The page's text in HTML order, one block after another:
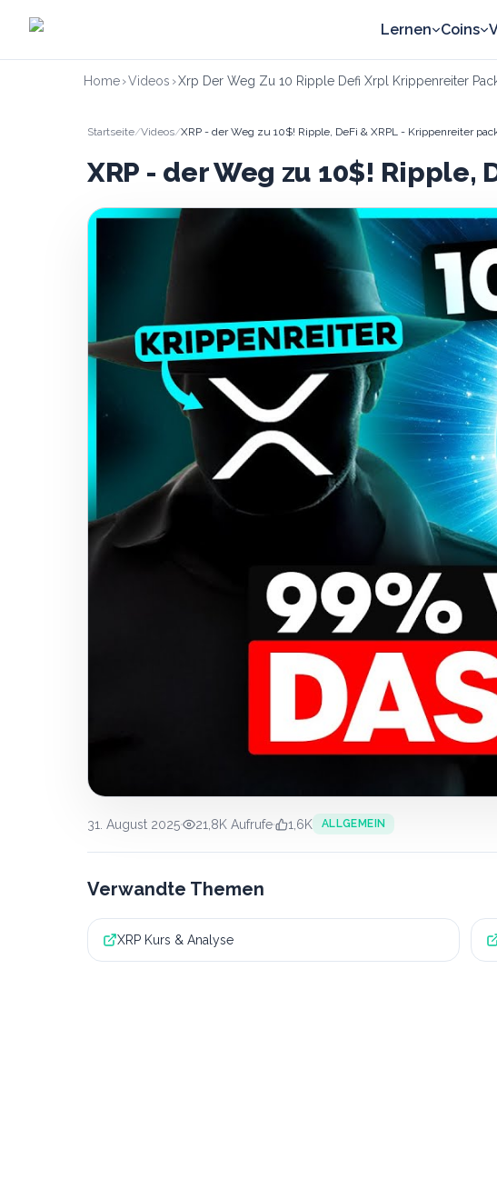
Lernen
Coins
Home›Videos ›Xrp Der Weg Zu 10 Ripple Defi Xrpl Krippenreiter
Startseite/Videos/XRP - der Weg zu 10$! Ripple, DeFi & XRPL - Krippenreiter
XRP - der Weg zu 10$! Ripple,
31. August 2025· 21,8K Aufrufe· 1,6K ALLGEMEIN
Verwandte Themen
XRP Kurs & Analyse